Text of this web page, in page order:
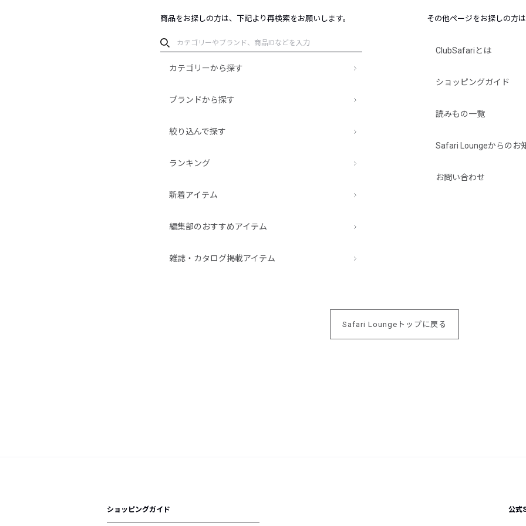
商品をお探しの方は、下記より再検索をお願いします。
カテゴリーから探す
ブランドから探す
絞り込んで探す
ランキング
新着アイテム
編集部のおすすめアイテム
雑誌・カタログ掲載アイテム
その他ページをお探しの方は
ClubSafariとは
ショッピングガイド
読みもの一覧
Safari Loungeからのお
お問い合わせ
Safari Loungeトップに戻る
ショッピングガイド 公式